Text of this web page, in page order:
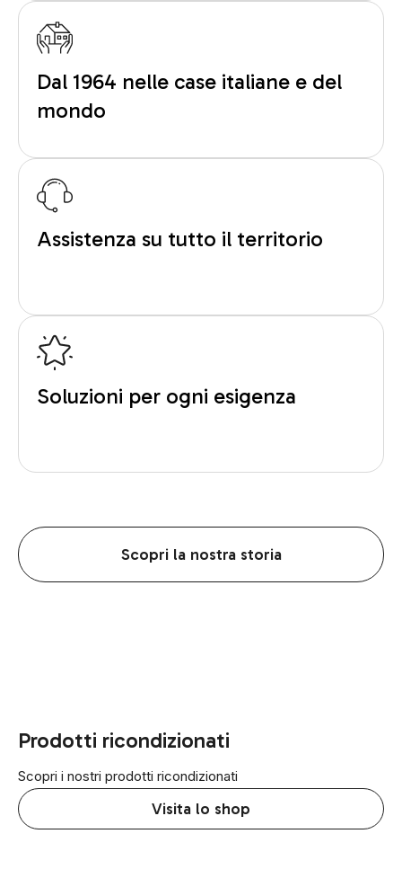
Dal 1964 nelle case italiane e del
mondo
Assistenza su tutto il territorio
Soluzioni per ogni esigenza
Scopri la nostra storia
Prodotti ricondizionati
Scopri i nostri prodotti ricondizionati
Visita lo shop